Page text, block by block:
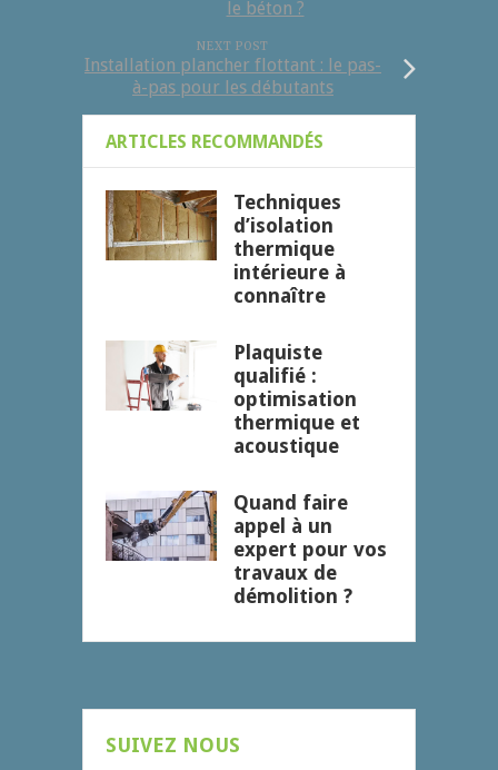
le béton ?
NEXT POST
Installation plancher flottant : le pas-
à-pas pour les débutants
ARTICLES RECOMMANDÉS
Techniques
d’isolation
thermique
intérieure à
connaître
Plaquiste
qualifié :
optimisation
thermique et
acoustique
Quand faire
appel à un
expert pour vos
travaux de
démolition ?
SUIVEZ NOUS